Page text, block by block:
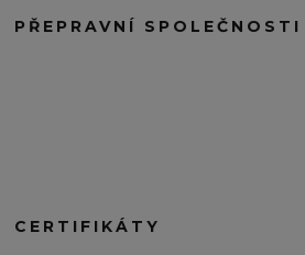
PŘEPRAVNÍ SPOLEČNOSTI
CERTIFIKÁTY